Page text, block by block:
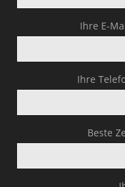
Ihre E-
Ihre
Beste